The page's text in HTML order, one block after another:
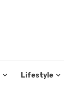
Lifestyle